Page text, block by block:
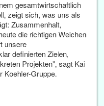
gesamtwirtschaftlich
zeigt sich, was uns als
Zusammenhalt,
die richtigen Weichen
unsere
definierten Zielen,
Projekten", sagt Kai
Koehler-Gruppe.